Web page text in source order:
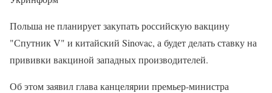
Польша не планирует закупать российскую вакцину
"Спутник V" и китайский Sinovac, а будет делать ставку на
прививки вакциной западных производителей.
Об этом заявил глава канцелярии премьер-министра